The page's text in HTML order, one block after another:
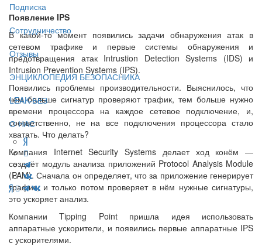
Подписка
Сотрудничество
Отзывы
ЭНЦИКЛОПЕДИЯ БЕЗОПАСНИКА
LEAK-БЕЗ
О НАС
Появление IPS
В какой-то момент появились задачи обнаружения атак в
сетевом трафике и первые системы обнаружения и
предотвращения атак Intrustion Detection Systems (IDS) и
Intrusion Prevention Systems (IPS).
Появились проблемы производительности. Выяснилось, что
чем больше сигнатур проверяют трафик, тем больше нужно
времени процессора на каждое сетевое подключение, и,
соответственно, не на все подключения процессора стало
хватать. Что делать?
Компания Internet Security Systems делает ход конём —
создаёт модуль анализа приложений Protocol Analysis Module
(PAM). Сначала он определяет, что за приложение генерирует
трафик, и только потом проверяет в нём нужные сигнатуры,
это ускоряет анализ.
Компании Tipping Point пришла идея использовать
аппаратные ускорители, и появились первые аппаратные IPS
с ускорителями.